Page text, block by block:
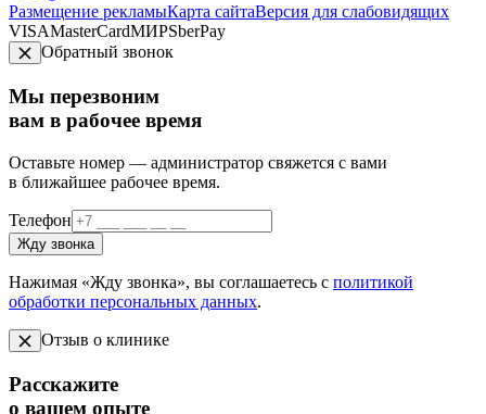
Размещение рекламыКарта сайтаВерсия для слабовидящих
VISAMasterCardМИРSberPay
Обратный звонок
Мы перезвоним
вам в рабочее время
Оставьте номер — администратор свяжется с вами
в ближайшее рабочее время.
Телефон
Жду звонка
Нажимая «Жду звонка», вы соглашаетесь с политикой
обработки персональных данных.
Отзыв о клинике
Расскажите
о вашем опыте